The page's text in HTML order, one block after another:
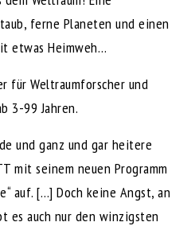
ferne Planeten und einen
etwas Heimweh…
für Weltraumforscher und
3-99 Jahren.
und ganz und gar heitere
mit seinem neuen Programm
auf. […] Doch keine Angst, an
es auch nur den winzigsten